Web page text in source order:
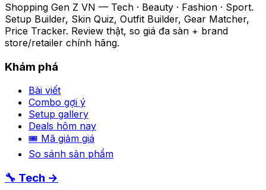
Shopping Gen Z VN — Tech · Beauty · Fashion · Sport.
Setup Builder, Skin Quiz, Outfit Builder, Gear Matcher,
Price Tracker. Review thật, so giá đa sàn + brand
store/retailer chính hãng.
Khám phá
Bài viết
Combo gợi ý
Setup gallery
Deals hôm nay
🎟 Mã giảm giá
So sánh sản phẩm
🔧 Tech →